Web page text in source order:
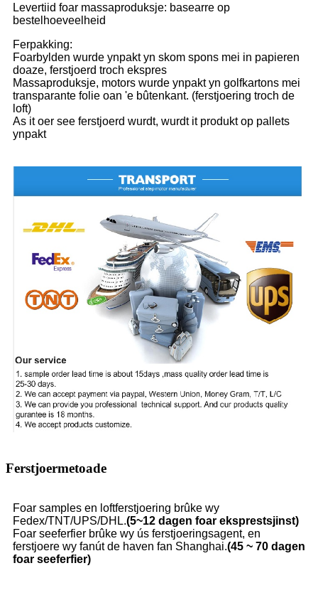
Levertiid foar massaproduksje: basearre op
bestelhoeveelheid
Ferpakking:
Foarbylden wurde ynpakt yn skom spons mei in papieren
doaze, ferstjoerd troch ekspres
Massaproduksje, motors wurde ynpakt yn golfkartons mei
transparante folie oan 'e bûtenkant. (ferstjoering troch de
loft)
As it oer see ferstjoerd wurdt, wurdt it produkt op pallets
ynpakt
Ferstjoermetoade
Foar samples en loftferstjoering brûke wy
Fedex/TNT/UPS/DHL.(5~12 dagen foar eksprestsjinst)
Foar seeferfier brûke wy ús ferstjoeringsagent, en
ferstjoere wy fanút de haven fan Shanghai.(45 ~ 70 dagen
foar seeferfier)